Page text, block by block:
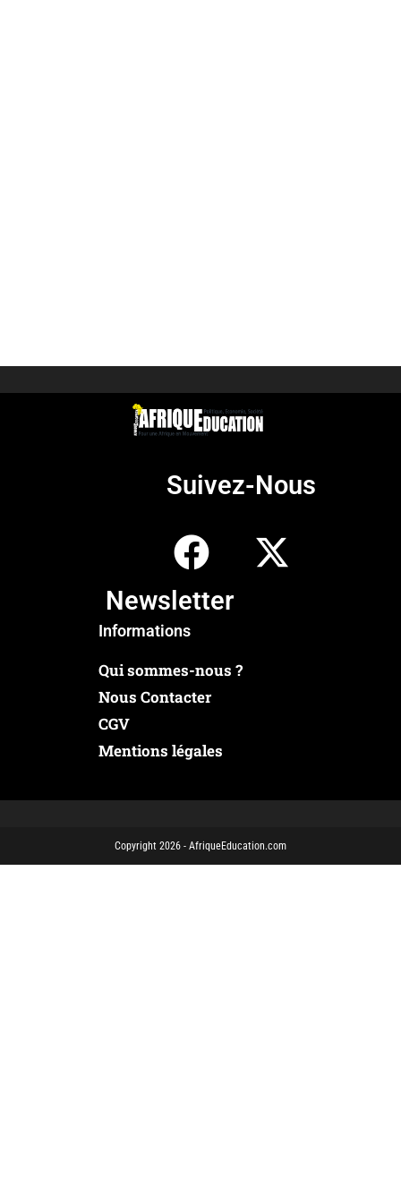
Suivez-Nous
Newsletter
Informations
Qui sommes-nous ?
Nous Contacter
CGV
Mentions légales
Copyright 2026 - AfriqueEducation.com